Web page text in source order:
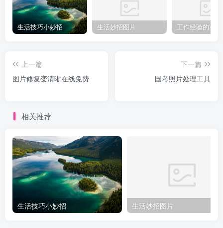
生活技巧小妙招 生活妙招图片 工作经验的英
上一篇
图片修复变清晰在线免费
下一篇
国考照片处理工具
相关推荐
生活技巧小妙招 生活妙招图片